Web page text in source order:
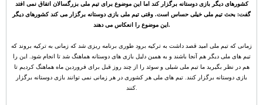
کشورهای دیگر بازی دوستانه برگزار کند اما این موضوع برای تیم ملی بزرگسالان اتفاق نمی افتد
گفت: بحث تیم ملی خیلی حساس است. وقتی تیم ملی بازی دوستانه برگزار می کند کشورهای دیگر
این موضوع را انعکاس می دهند.
زمانی که تیم ملی امید قصد داشت به ترکیه برود طوری برنامه ریزی شد که زمانی به ترکیه بروند که
تیم های ملی دیگر هم آنجا باشند و به همین دلیل بازی های دوستانه هماهنگ شد تا انجام شود. این را
هم در نظر بگیرید ما تیم ملی شیلی و سوئد را از چند روز قبل برای فروردین ماه هماهنگ کردیم تا
بازی دوستانه برگزار کنند. تیم های ملی هر کشوری در هر زمانی نمی توانند بازی دوستانه برگزار
کنند.